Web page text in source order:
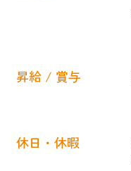
昇給 / 賞与
休日・休暇